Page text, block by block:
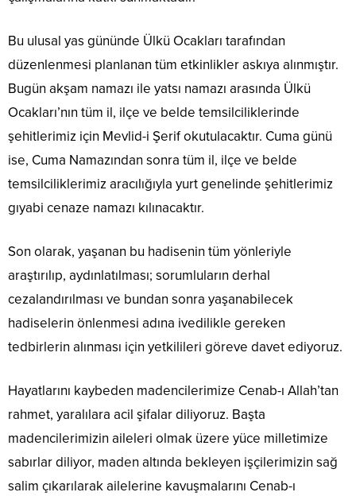
Bu ulusal yas gününde Ülkü Ocakları tarafından
düzenlenmesi planlanan tüm etkinlikler askıya alınmıştır.
Bugün akşam namazı ile yatsı namazı arasında Ülkü
Ocakları’nın tüm il, ilçe ve belde temsilciliklerinde
şehitlerimiz için Mevlid-i Şerif okutulacaktır. Cuma günü
ise, Cuma Namazından sonra tüm il, ilçe ve belde
temsilciliklerimiz aracılığıyla yurt genelinde şehitlerimiz
gıyabi cenaze namazı kılınacaktır.
Son olarak, yaşanan bu hadisenin tüm yönleriyle
araştırılıp, aydınlatılması; sorumluların derhal
cezalandırılması ve bundan sonra yaşanabilecek
hadiselerin önlenmesi adına ivedilikle gereken
tedbirlerin alınması için yetkilileri göreve davet ediyoruz.
Hayatlarını kaybeden madencilerimize Cenab-ı Allah’tan
rahmet, yaralılara acil şifalar diliyoruz. Başta
madencilerimizin aileleri olmak üzere yüce milletimize
sabırlar diliyor, maden altında bekleyen işçilerimizin sağ
salim çıkarılarak ailelerine kavuşmalarını Cenab-ı